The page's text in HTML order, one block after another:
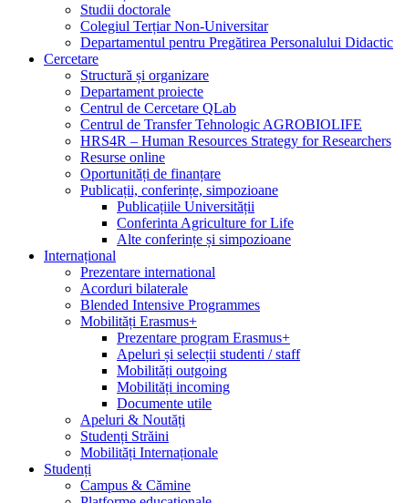
Studii doctorale
Colegiul Terțiar Non-Universitar
Departamentul pentru Pregătirea Personalului Didactic
Cercetare
Structură și organizare
Departament proiecte
Centrul de Cercetare QLab
Centrul de Transfer Tehnologic AGROBIOLIFE
HRS4R – Human Resources Strategy for Researchers
Resurse online
Oportunități de finanțare
Publicații, conferințe, simpozioane
Publicațiile Universității
Conferinta Agriculture for Life
Alte conferințe și simpozioane
Internațional
Prezentare international
Acorduri bilaterale
Blended Intensive Programmes
Mobilități Erasmus+
Prezentare program Erasmus+
Apeluri și selecții studenti / staff
Mobilități outgoing
Mobilități incoming
Documente utile
Apeluri & Noutăți
Studenți Străini
Mobilități Internaționale
Studenți
Campus & Cămine